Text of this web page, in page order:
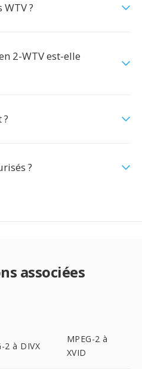
?
2-WTV est-elle
?
associées
2 à DIVX
MPEG-2 à
XVID